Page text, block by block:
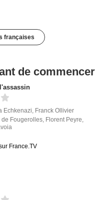
françaises
de commencer
Echkenazi Franck Ollivier
de Fougerolles Florent Peyre
France.TV